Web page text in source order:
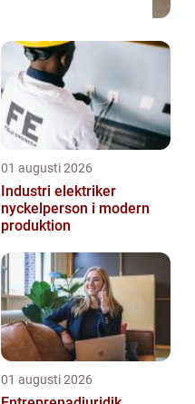
01 augusti 2026
Industri elektriker
nyckelperson i modern
produktion
01 augusti 2026